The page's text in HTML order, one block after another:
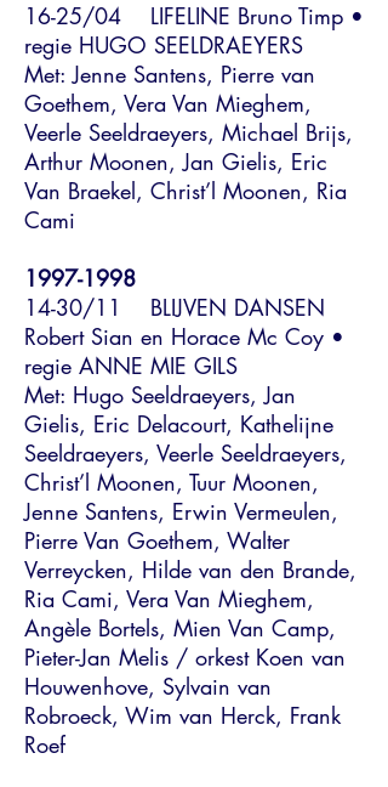
16-25/04 LIFELINE Bruno Timp •
regie HUGO SEELDRAEYERS
Met: Jenne Santens, Pierre van
Goethem, Vera Van Mieghem,
Veerle Seeldraeyers, Michael Brijs,
Arthur Moonen, Jan Gielis, Eric
Van Braekel, Christ’l Moonen, Ria
Cami
1997-1998
14-30/11 BLIJVEN DANSEN
Robert Sian en Horace Mc Coy •
regie ANNE MIE GILS
Met: Hugo Seeldraeyers, Jan
Gielis, Eric Delacourt, Kathelijne
Seeldraeyers, Veerle Seeldraeyers,
Christ’l Moonen, Tuur Moonen,
Jenne Santens, Erwin Vermeulen,
Pierre Van Goethem, Walter
Verreycken, Hilde van den Brande,
Ria Cami, Vera Van Mieghem,
Angèle Bortels, Mien Van Camp,
Pieter-Jan Melis / orkest Koen van
Houwenhove, Sylvain van
Robroeck, Wim van Herck, Frank
Roef